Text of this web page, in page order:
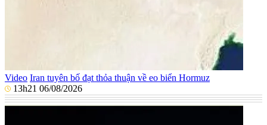
Video Iran tuyên bố đạt thỏa thuận về eo biển Hormuz
13h21 06/08/2026